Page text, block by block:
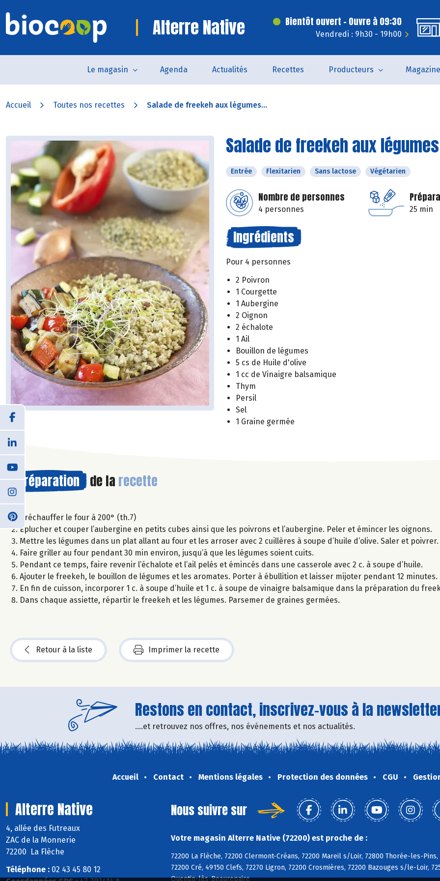
Alterre Native Bientôt ouvert - Ouvre à 09:30
Vendredi : 9h30 - 19h00
Le magasin Agenda Actualités Recettes Producteurs
Accueil Toutes nos recettes Salade de freekeh aux légumes...
Salade de freekeh aux
Entrée Flexitarien Sans lactose Végétarien
Nombre de personnes
4 personnes 25 min
Ingrédients
Pour 4 personnes
2 Poivron
1 Courgette
1 Aubergine
2 Oignon
2 échalote
1 Ail
Bouillon de légumes
5 cs de Huile d'olive
1 cc de Vinaigre balsamique
Thym
Persil
Sel
1 Graine germée
Préparation de la recette
Préchauffer le four à 200° (th.7)
Eplucher et couper l’aubergine en petits cubes ainsi que les poivrons et l’aubergine. Peler et émincer les oignons.
Mettre les légumes dans un plat allant au four et les arroser avec 2 cuillères à soupe d’huile d’olive. Saler et poivrer.
Faire griller au four pendant 30 min environ, jusqu’à que les légumes soient cuits.
Pendant ce temps, faire revenir l’échalote et l’ail pelés et émincés dans une casserole avec 2 c. à soupe d’huile.
Ajouter le freekeh, le bouillon de légumes et les aromates. Porter à ébullition et laisser mijoter pendant 12 minutes.
En fin de cuisson, incorporer 1 c. à soupe d’huile et 1 c. à soupe de vinaigre balsamique dans la préparation du
Dans chaque assiette, répartir le freekeh et les légumes. Parsemer de graines germées.
Retour à la liste Imprimer la recette
Restons en contact, inscrivez-vous à la
....et retrouvez nos offres, nos événements et nos actualités.
Accueil Contact Mentions légales Protection des données CGU
Alterre Native
4, allée des Futreaux
ZAC de la Monnerie
72200 La Flèche
Téléphone : 02 43 45 80 12
Nous suivre sur
Votre magasin Alterre Native (72200) est proche de :
72200 La Flèche, 72200 Clermont-Créans, 72200 Mareil s/Loir, 72800 Thorée-les-
72200 Cré, 49150 Clefs, 72270 Ligron, 72200 Crosmières, 72200 Bazouges s/le-Loir,
Quentin-lès-Beaurepaire